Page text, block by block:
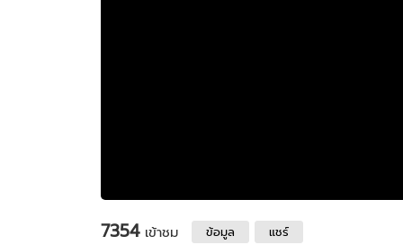
7354เข้าชม ข้อมูล แชร์